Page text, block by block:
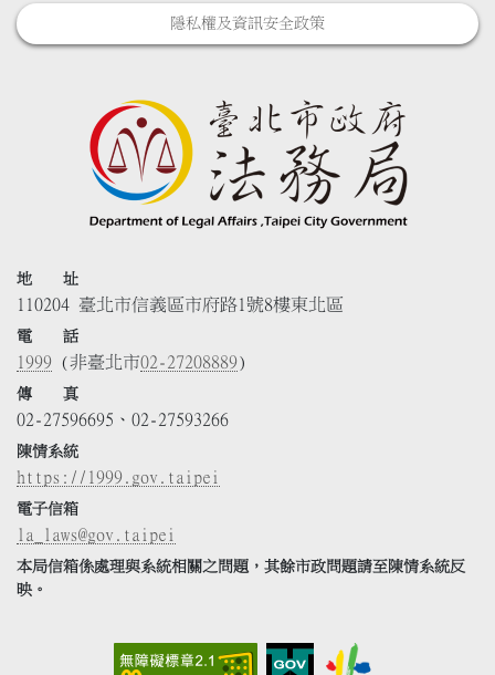
隱私權及資訊安全政策
地 址
110204 臺北市信義區市府路1號8樓東北區
電 話
1999 (非臺北市02-27208889)
傳 真
02-27596695、02-27593266
陳情系統
https://1999.gov.taipei
電子信箱
la_laws@gov.taipei
本局信箱係處理與系統相關之問題，其餘市政問題請至陳情系統反
映。